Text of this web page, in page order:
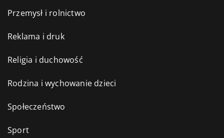
Przemysł i rolnictwo
Reklama i druk
Religia i duchowość
Rodzina i wychowanie dzieci
Społeczeństwo
Sport